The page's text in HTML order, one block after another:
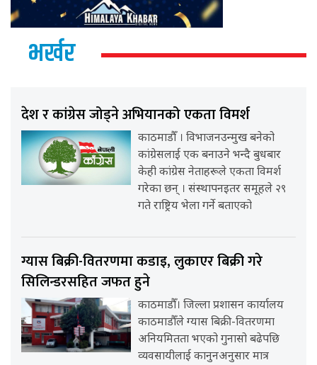
भर्खर
देश र कांग्रेस जोड्ने अभियानको एकता विमर्श
काठमाडौँ । विभाजनउन्मुख बनेको
कांग्रेसलाई एक बनाउने भन्दै बुधबार
केही कांग्रेस नेताहरूले एकता विमर्श
गरेका छन् । संस्थापनइतर समूहले २९
गते राष्ट्रिय भेला गर्ने बताएको
ग्यास बिक्री-वितरणमा कडाइ, लुकाएर बिक्री गरे
सिलिन्डरसहित जफत हुने
काठमाडौँ। जिल्ला प्रशासन कार्यालय
काठमाडौँले ग्यास बिक्री-वितरणमा
अनियमितता भएको गुनासो बढेपछि
व्यवसायीलाई कानुनअनुसार मात्र